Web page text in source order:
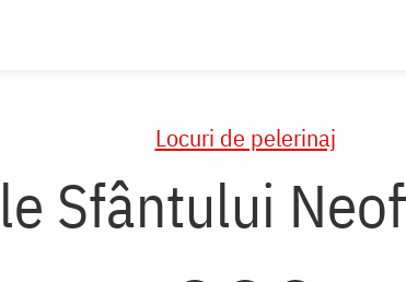
Locuri de pelerinaj
Sfântului